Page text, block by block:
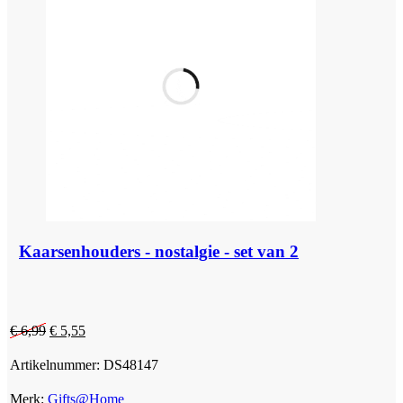
Kaarsenhouders - nostalgie - set van 2
€6,99 Oorspronkelijke
was:
€ 5,55Huidige
is:
Artikelnummer: DS48147
Merk: Gifts@Home